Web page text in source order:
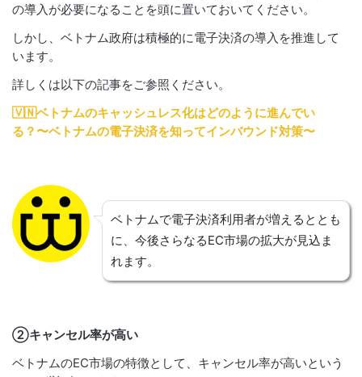
の導入が必要になることを頭に置いておいてください。
しかし、ベトナム政府は積極的に電子決済の導入を推進して
います。
詳しくは以下の記事をご参照ください。
🇻🇳ベトナムのキャッシュレス化はどのように進んでい
る？〜ベトナムの電子決済を知ってインバウンド対策〜
ベトナムで電子決済利用者が増えるととも
に、今後さらなるEC市場の拡大が見込ま
れます。
②キャンセル率が高い
ベトナムのEC市場の特徴として、キャンセル率が高いという